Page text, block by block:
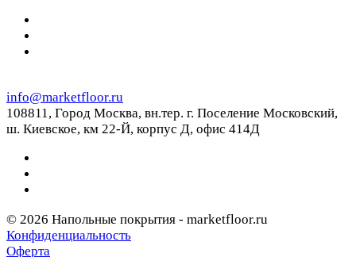
info@marketfloor.ru
108811, Город Москва, вн.тер. г. Поселение Московский,
ш. Киевское, км 22-Й, корпус Д, офис 414Д
© 2026 Напольные покрытия - marketfloor.ru
Конфиденциальность
Оферта